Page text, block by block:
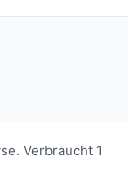
Verbraucht 1